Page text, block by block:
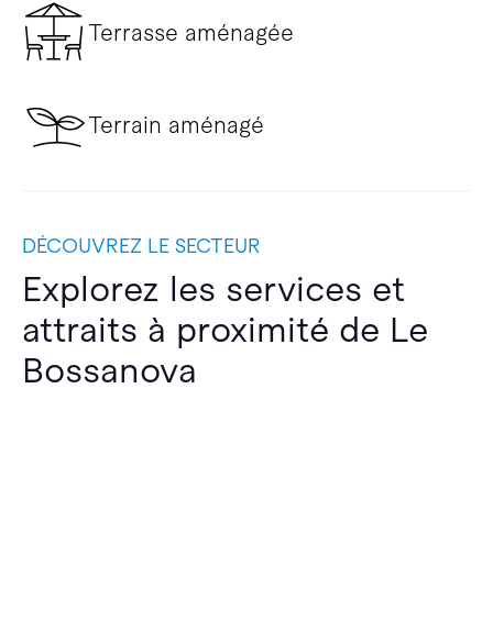
Terrasse aménagée
Terrain aménagé
DÉCOUVREZ LE SECTEUR
Explorez les services et
attraits à proximité de Le
Bossanova